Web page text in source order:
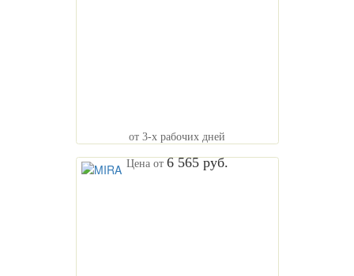
от 3-х рабочих дней
Цена от 6 565 руб.